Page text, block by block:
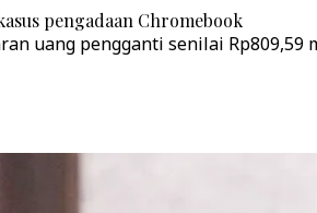
pengadaan Chromebook
uang pengganti senilai